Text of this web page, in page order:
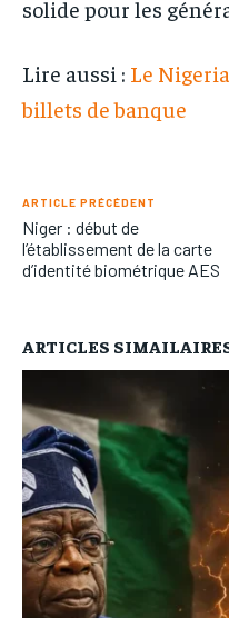
solide pour les
Lire aussi : Le
billets de banque
ARTICLE PRÉCÉDENT
Niger : début de
l’établissement de la carte
d’identité biométrique AES
ARTICLES